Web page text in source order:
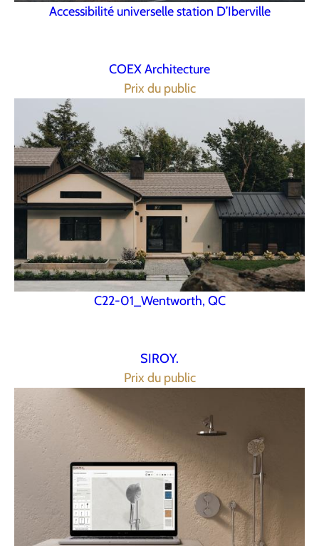
Accessibilité universelle station D’Iberville
COEX Architecture
Prix du public
C22-01_Wentworth, QC
SIROY.
Prix du public